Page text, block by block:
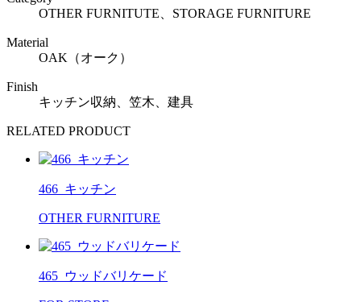
OTHER FURNITUTE、STORAGE FURNITURE
Material
OAK（オーク）
Finish
キッチン収納、笠木、建具
RELATED PRODUCT
466_キッチン
OTHER FURNITURE
465_ウッドバリケード